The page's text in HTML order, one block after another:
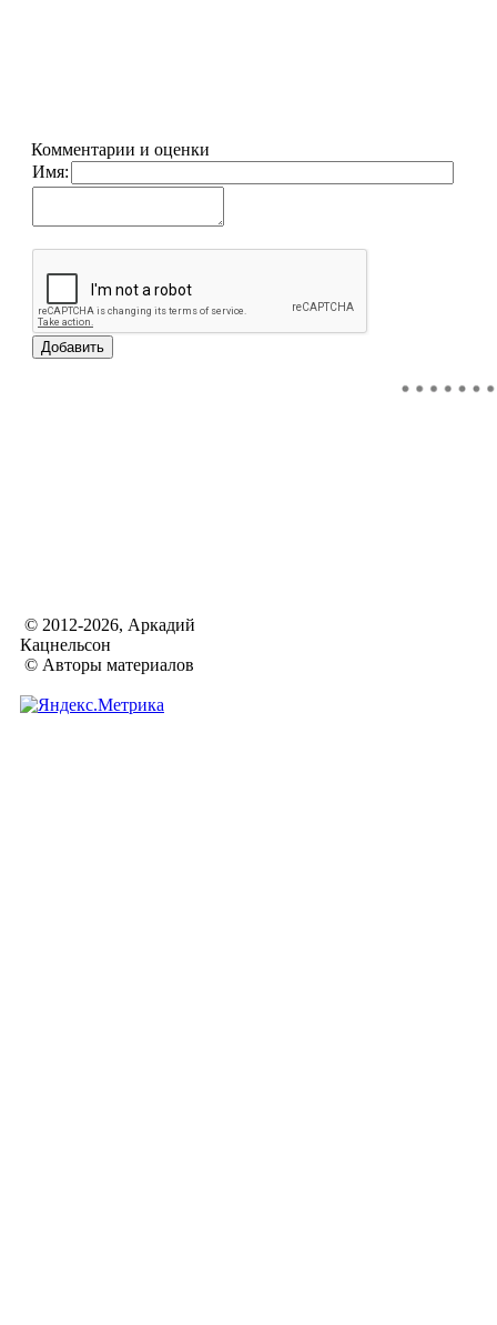
Комментарии и оценки
Имя:
© 2012-2026, Аркадий
Кацнельсон
© Авторы материалов